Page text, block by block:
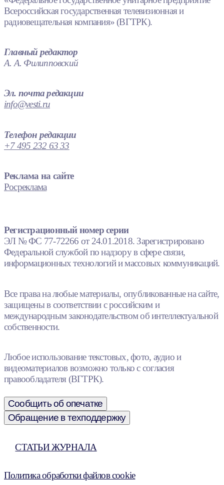
Всероссийская государственная телевизионная и
радиовещательная компания» (ВГТРК).
Главный редактор
А. А. Филипповский
Эл. почта редакции
info@vesti.ru
Телефон редакции
+7 495 232 63 33
Реклама на сайте
Росреклама
Регистрационный номер серии
ЭЛ № ФС 77-72266 от 24.01.2018. Зарегистрировано
Федеральной службой по надзору в сфере связи,
информационных технологий и массовых коммуникаций.
Все права на любые материалы, опубликованные на сайте,
защищены в соответствии с российским и
международным законодательством об интеллектуальной
собственности.
Любое использование текстовых, фото, аудио и
видеоматериалов возможно только с согласия
правообладателя (ВГТРК).
Сообщить об опечатке
Обращение в техподдержку
СТАТЬИ ЖУРНАЛА
Политика обработки файлов cookie